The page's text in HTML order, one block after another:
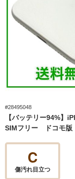
#28495048
【バッテリー94%
SIMフリー ドコモ版
C
傷汚れ目立つ